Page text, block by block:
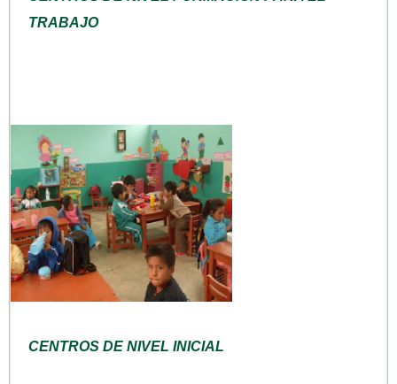
TRABAJO
CENTROS DE NIVEL INICIAL